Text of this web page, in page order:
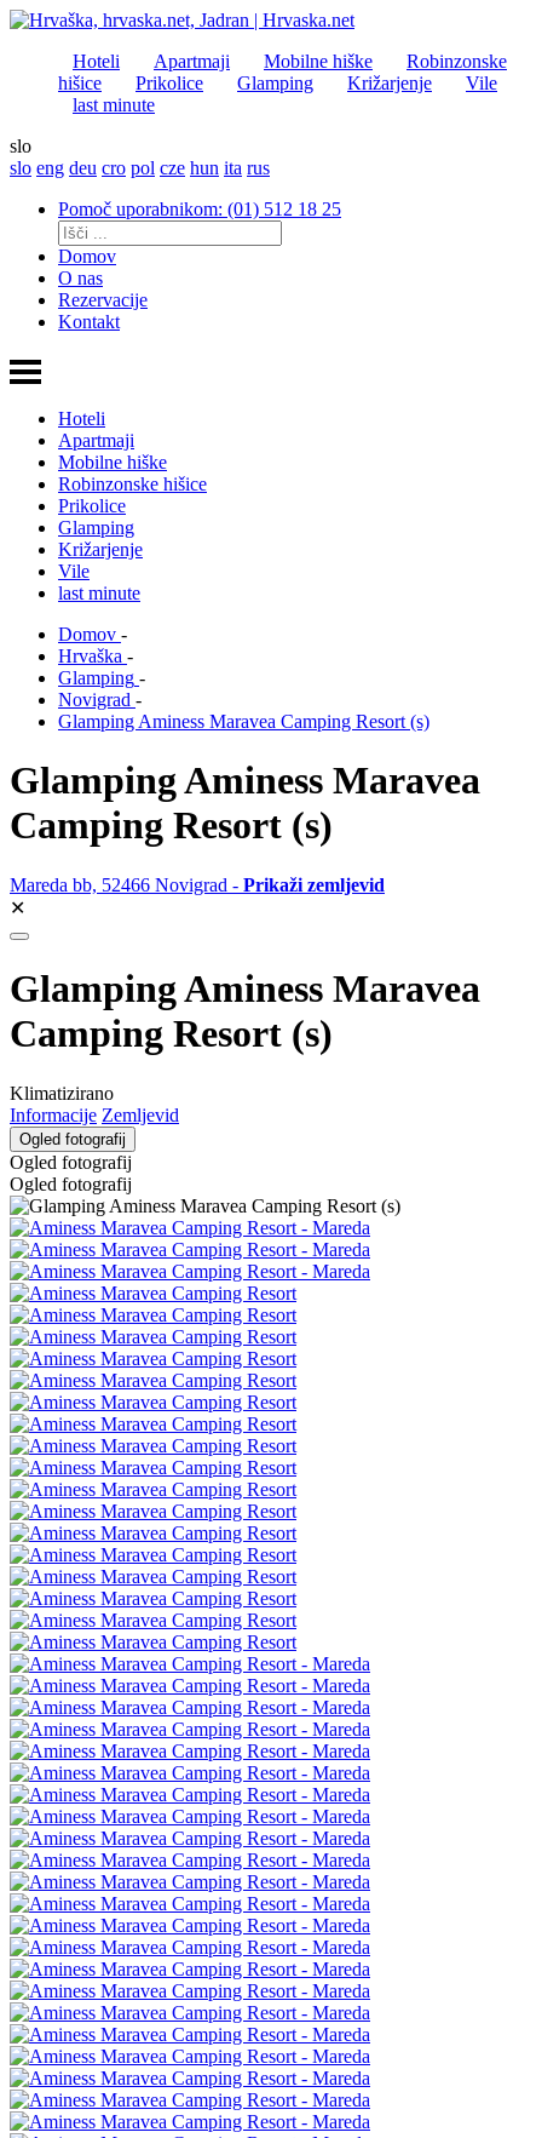
Hoteli Apartmaji Mobilne hiške
Robinzonske
hišice
Prikolice Glamping Križarjenje
Vile
last minute
slo
slo eng deu cro pol cze hun ita rus
Pomoč uporabnikom: (01) 512 18 25
Domov
O nas
Rezervacije
Kontakt
Hoteli
Apartmaji
Mobilne hiške
Robinzonske hišice
Prikolice
Glamping
Križarjenje
Vile
last minute
Domov -
Hrvaška -
Glamping -
Novigrad -
Glamping Aminess Maravea Camping Resort (s)
Glamping Aminess Maravea
Camping Resort (s)
Mareda bb, 52466 Novigrad - Prikaži zemljevid
✕
Glamping Aminess Maravea
Camping Resort (s)
Klimatizirano
Informacije Zemljevid
Ogled fotografij
Ogled fotografij
Ogled fotografij